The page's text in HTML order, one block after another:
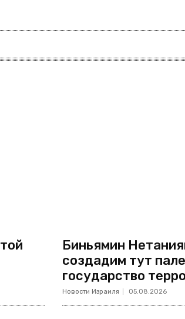
Биньямин
создадим тут
государство
Новости Израиля 05.08.2026